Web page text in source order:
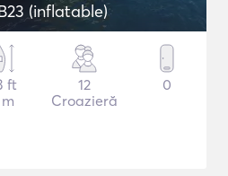
(inflatable)
ft
12
Croazieră
0